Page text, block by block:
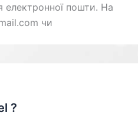
електронної пошти. На
чи
?